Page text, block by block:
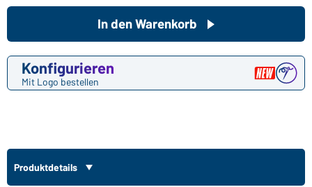
Konfigurieren
Mit Logo bestellen
In den Warenkorb
Produktdetails